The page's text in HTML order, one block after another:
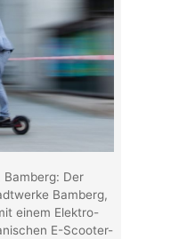
Bamberg: Der
Bamberg,
einem Elektro-
E-Scooter-